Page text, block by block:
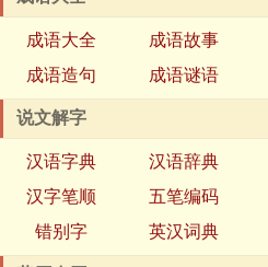
成语大全 成语故事
成语造句
成语谜语
说文解字
汉语字典 汉语辞典
汉字笔顺
五笔编码
错别字
英汉词典